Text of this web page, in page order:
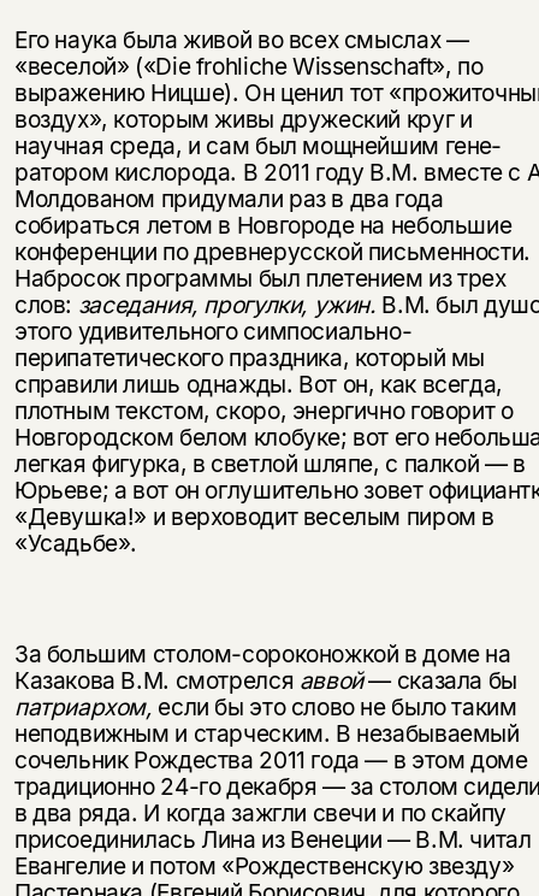
Его наука была живой во всех смыслах —
«веселой» («Die frohliche Wissenschaft», по
выражению Ницше). Он ценил тот
воздух», ко­торым живы дружеский круг и
научная среда, и сам был мощнейшим гене­
ратором кислорода. В 2011 году В.М. вместе с
Молдованом придумали раз в два года
собираться летом в Новгороде на небольшие
конференции по древнерусской письменности.
Набросок программы был плетением из трех
слов: заседания, прогулки, ужин. В.М. был
этого удивительного симпосиально-
перипатетического праздника, который мы
справили лишь однажды. Вот он, как всегда,
плотным текстом, скоро, энергично говорит о
Новгород­ском белом клобуке; вот его
легкая фигурка, в светлой шляпе, с палкой — в
Юрьеве; а вот он оглушительно зовет
«Девушка!» и верховодит веселым пиром в
«Усадьбе».
За большим столом-сороконожкой в доме на
Казакова В.М. смотрелся аввой— сказала бы
патриархом, если бы это слово не было таким
неподвижным и старческим. В незабываемый
сочельник Рождества 2011 года — в этом доме
традиционно 24-го декабря — за столом
в два ряда. И когда зажгли свечи и по скайпу
присоединилась Лина из Венеции — В.М. читал
Евангелие и потом «Рождественскую звезду»